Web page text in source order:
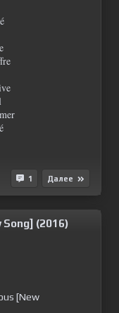
1 Далее
Song] (2016)